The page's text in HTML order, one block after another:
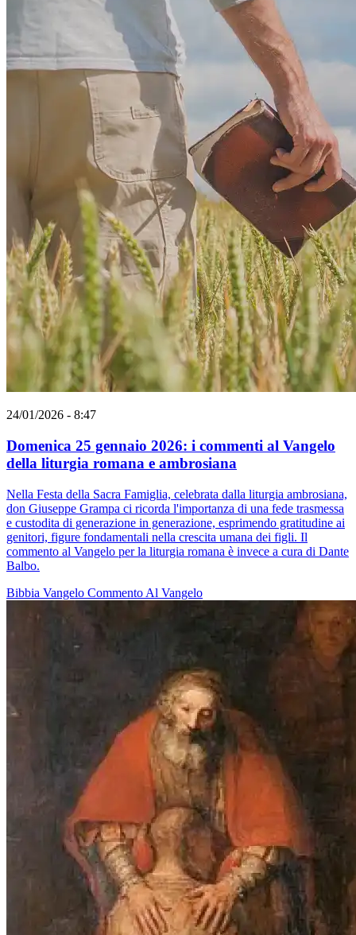
24/01/2026 - 8:47
Domenica 25 gennaio 2026: i commenti al Vangelo
della liturgia romana e ambrosiana
Nella Festa della Sacra Famiglia, celebrata dalla liturgia ambrosiana,
don Giuseppe Grampa ci ricorda l'importanza di una fede trasmessa
e custodita di generazione in generazione, esprimendo gratitudine ai
genitori, figure fondamentali nella crescita umana dei figli. Il
commento al Vangelo per la liturgia romana è invece a cura di Dante
Balbo.
Bibbia Vangelo Commento Al Vangelo